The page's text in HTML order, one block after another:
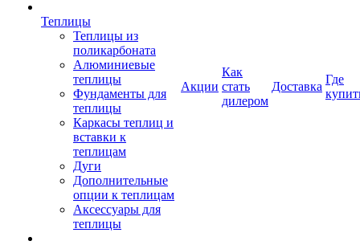
Теплицы
Теплицы из
поликарбоната
Алюминиевые
теплицы
Фундаменты для
теплицы
Каркасы теплиц и
вставки к
теплицам
Дуги
Дополнительные
опции к теплицам
Аксессуары для
теплицы
Акции
Как
стать
дилером
Доставка
Где